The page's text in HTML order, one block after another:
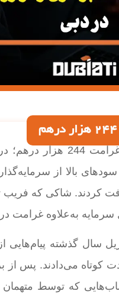
| کلاهبرداری رمزارزی در
بالا از
کردند. شاکی که فریب
به‌علاوه غرامت
سال گذشته
کوتاه می‌دادند. پس از
۲۲۴٬۲۳۹ درهم به